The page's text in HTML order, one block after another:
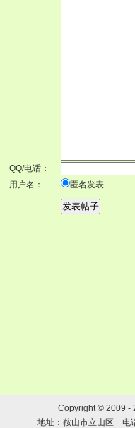
QQ/电话：
用户名：
匿名发表
Copyright © 2009 -
地址：鞍山市立山区